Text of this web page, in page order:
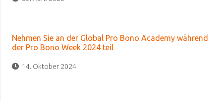
Nehmen Sie an der Global Pro Bono Academy während
der Pro Bono Week 2024 teil
14. Oktober 2024